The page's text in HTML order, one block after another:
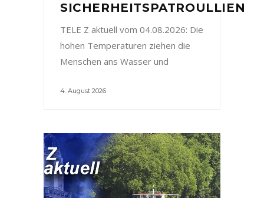
SICHERHEITSPATROULLIEN
TELE Z aktuell vom 04.08.2026: Die
hohen Temperaturen ziehen die
Menschen ans Wasser und
4. August 2026